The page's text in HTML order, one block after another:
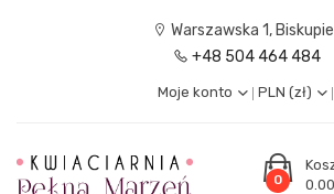
Warszawska 1,
+48 504 464 484
Moje konto PLN (zł)
0
0.00